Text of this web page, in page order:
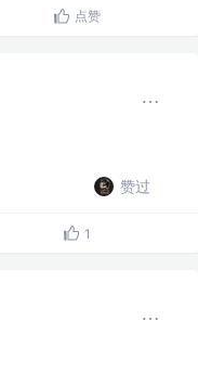
点赞
赞过
1